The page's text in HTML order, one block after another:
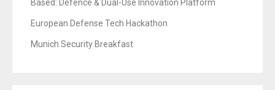
Based: Defence & Dual-Use Innovation Platform
European Defense Tech Hackathon
Munich Security Breakfast